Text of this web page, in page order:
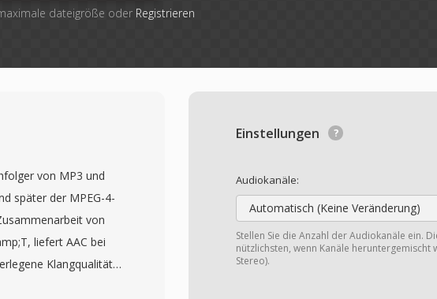
dateigröße oder Registrieren
Einstellungen
Audiokanäle:
Automatisch (Keine Veränderung)
Stellen Sie die Anzahl der Audiokanäle ein.
nützlichsten, wenn Kanäle heruntergemischt
Stereo).
von MP3 und
später der MPEG-4-
von
liefert AAC bei
Klangqualität
wahrgenommenen